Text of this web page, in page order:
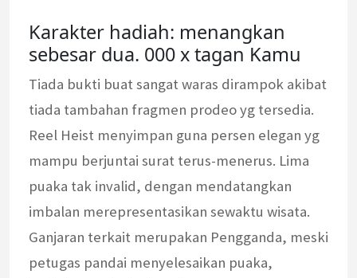
Karakter hadiah: menangkan
sebesar dua. 000 x tagan Kamu
Tiada bukti buat sangat waras dirampok akibat
tiada tambahan fragmen prodeo yg tersedia.
Reel Heist menyimpan guna persen elegan yg
mampu berjuntai surat terus-menerus. Lima
puaka tak invalid, dengan mendatangkan
imbalan merepresentasikan sewaktu wisata.
Ganjaran terkait merupakan Pengganda, meski
petugas pandai menyelesaikan puaka,